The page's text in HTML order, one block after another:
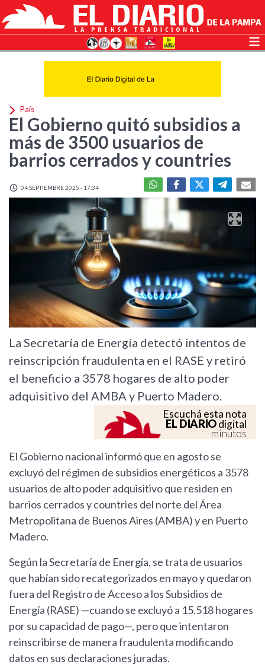
País
El Gobierno quitó subsidios a
más de 3500 usuarios de
barrios cerrados y countries
04 SEPTIEMBRE 2025 - 17:34
La Secretaría de Energía detectó intentos de
reinscripción fraudulenta en el RASE y retiró
el beneficio a 3578 hogares de alto poder
adquisitivo del AMBA y Puerto Madero.
Escuchá esta nota
EL DIARIOdigital
minutos
El Gobierno nacional informó que en agosto se
excluyó del régimen de subsidios energéticos a 3578
usuarios de alto poder adquisitivo que residen en
barrios cerrados y countries del norte del Área
Metropolitana de Buenos Aires (AMBA) y en Puerto
Madero.
Según la Secretaría de Energía, se trata de usuarios
que habían sido recategorizados en mayo y quedaron
fuera del Registro de Acceso a los Subsidios de
Energía (RASE) —cuando se excluyó a 15.518 hogares
por su capacidad de pago—, pero que intentaron
reinscribirse de manera fraudulenta modificando
datos en sus declaraciones juradas.